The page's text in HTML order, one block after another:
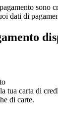
sono
dati di
tua carta di
di carte.